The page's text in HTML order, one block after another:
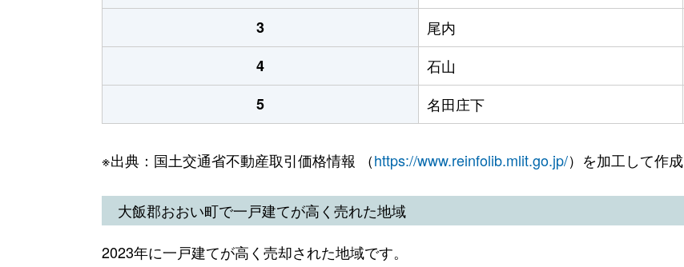
3
尾内
4
石山
5
名田庄下
※出典：国土交通省不動産取引価格情報 （https://www.reinfolib.mlit.go.jp/）を加工して作成
大飯郡おおい町で一戸建てが高く売れた地域
2023年に一戸建てが高く売却された地域です。